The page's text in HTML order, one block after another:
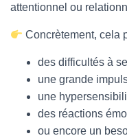
attentionnel ou
Concrètement, cela
des difficultés à
une grande
une
des réactions
ou encore un